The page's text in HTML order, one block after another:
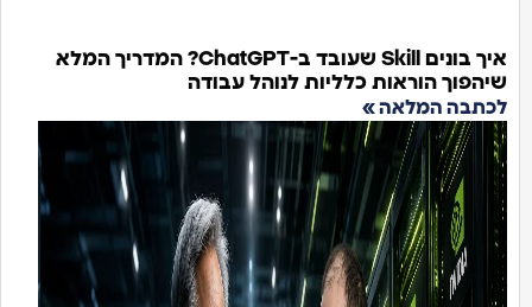
איך בונים Skill שעובד ב-ChatGPT? המדריך המלא
שיהפוך הוראות כלליות לנוהל עבודה
לכתבה המלאה »